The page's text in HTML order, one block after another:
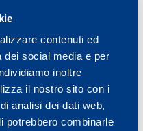
contenuti ed
dei social media e per
inoltre
il nostro sito con i
analisi dei dati web,
potrebbero combinarle
DI EUROCUP